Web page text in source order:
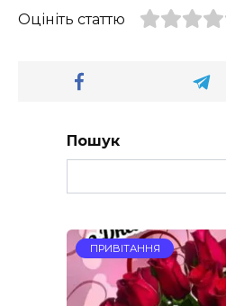
Оцініть статтю
Пошук
ПРИВІТАННЯ